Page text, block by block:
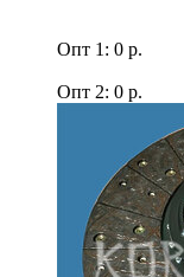
Опт 1: 0 р.
Опт 2: 0 р.